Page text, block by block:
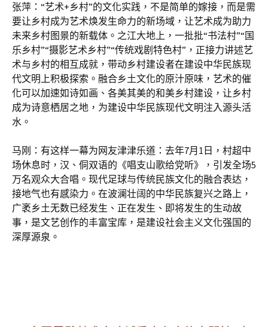
张萍：“艺术+乡村”的文化实践，不是简单的嫁接，而是需
要让乡村成为艺术焕发生命力的新场域，让艺术成为助力
未来乡村图景的新载体。之江大地上，一批批“书法村”“国
乐乡村”“摄影艺术乡村”“传统戏剧特色村”，正接力讲述艺
术与乡村的相互成就，带动乡村建设者在建设中华民族现
代文明上积极探索。融合乡土文化的原汁原味，艺术的催
化可以加速如诗如画、各美其美的和美乡村建设，让乡村
成为诗意栖居之地，为建设中华民族现代文明注入源头活
水。
马刚：有这样一幕为网友津津乐道：去年7月1日，村超中
场休息时，汉、侗双语的《唱支山歌给党听》，引发全场5
万名观众大合唱。现代足球与传统民族文化的融合表达，
接地气也有感染力。在波澜壮阔的中华民族复兴之路上，
广袤乡土无数已经发生、正在发生、即将发生的生动故
事，是文艺创作的丰富宝库，是建设社会主义文化强国的
深厚源泉。